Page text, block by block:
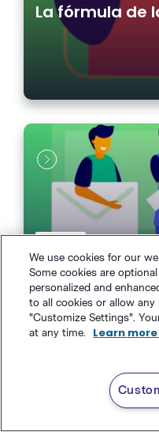
La fórmula de
Guías
La guía
Marketing
We use cookies for our
Some cookies are
personalized and
to all cookies or allow any
"Customize Settings".
at any time.
Learn